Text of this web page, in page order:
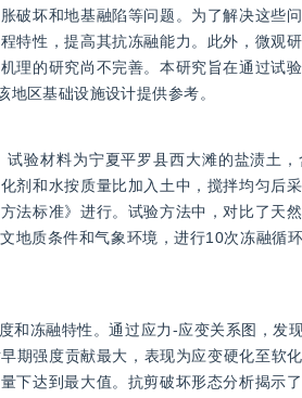
破坏和地基融陷等问题。为了解决这些
特性，提高其抗冻融能力。此外，微观
理的研究尚不完善。本研究旨在通过试
区基础设施设计提供参考。
验材料为宁夏平罗县西大滩的盐渍土
剂和水按质量比加入土中，搅拌均匀后
法标准》进行。试验方法中，对比了天
地质条件和气象环境，进行10次冻融循
和冻融特性。通过应力-应变关系图，发
期强度贡献最大，表现为应变硬化至软
下达到最大值。抗剪破坏形态分析揭示